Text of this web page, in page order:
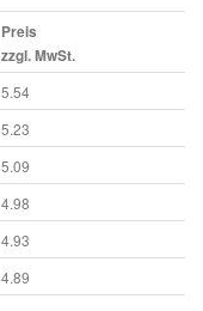
Preis
zzgl. MwSt.
5.54
5.23
5.09
4.98
4.93
4.89